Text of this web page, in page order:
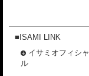
■ISAMI LINK
イサミオフィシャ
ル